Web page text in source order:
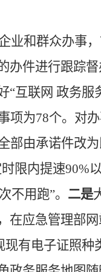
业和群众办事
办件进行跟踪
“互联网 政务服
项为78个。 对
部由承诺件改
限内提速90%
不用跑”。 二是
在应急管理部
有电子证照种